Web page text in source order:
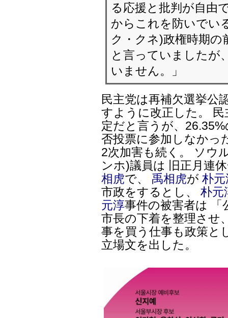
る応援と批判が自由
からこれを防いでい
ク・クネ)政権時期
と言っていましたが
いません。」
民主党は再補欠選挙公
すように改正した。
定だと言うが、
否投票に参加しなかっ
2次加害も続く。 ソウ
ンホ)議員は 旧正月連
相虎で、 禹相虎が朴
市政をするとし、朴元
元淳事件の被害者は 「
市長の下着を整理させ
事を買う仕事も政策と
立場文を出した。